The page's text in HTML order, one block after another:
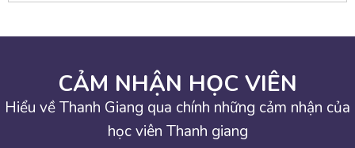
CẢM NHẬN HỌC VIÊN
Hiểu về Thanh Giang qua chính những cảm nhận của
học viên Thanh giang